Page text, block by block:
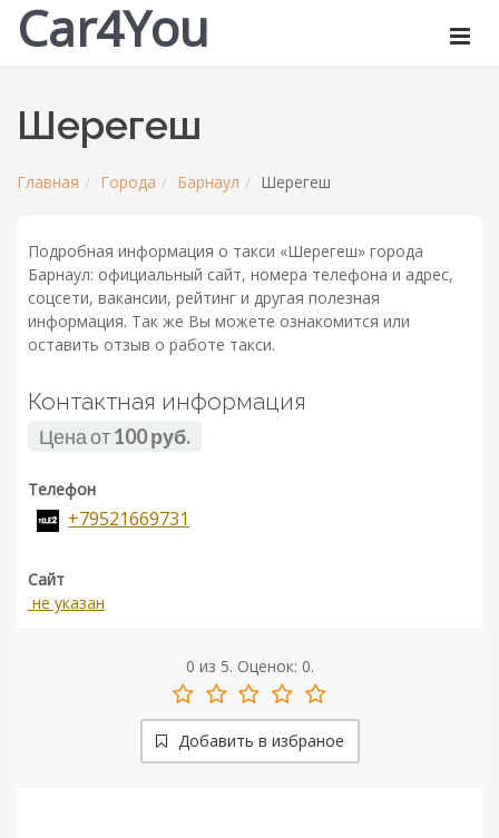
Car4You
Шерегеш
Главная Города Барнаул Шерегеш
Подробная информация о такси «Шерегеш» города
Барнаул: официальный сайт, номера телефона и адрес,
соцсети, вакансии, рейтинг и другая полезная
информация. Так же Вы можете ознакомится или
оставить отзыв о работе такси.
Контактная информация
Цена от100 руб.
Телефон
+79521669731
Сайт
не указан
0 из 5. Оценок: 0.
Добавить в избраное